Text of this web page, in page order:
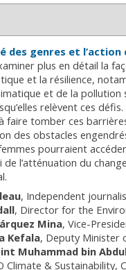
des genres et
plus en détail la
et la résilience,
et de la
relèvent ces
faire tomber ces
des obstacles
pourraient
de l’atténuation du
Independent
Director for the
Mina Vice-
Kefala Deputy Minister
Muhammad bin
Climate & Sustainability,